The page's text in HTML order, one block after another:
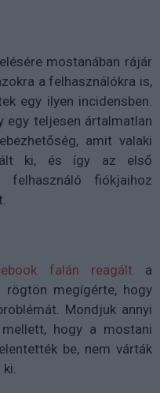
mostanában rájár
a felhasználókra is,
egy ilyen incidensben.
egy teljesen ártalmatlan
amit valaki
ki, és így az első
fiókjaihoz
falán reagált a
rögtön megígérte, hogy
Mondjuk annyi
hogy a mostani
be, nem várták
ki.